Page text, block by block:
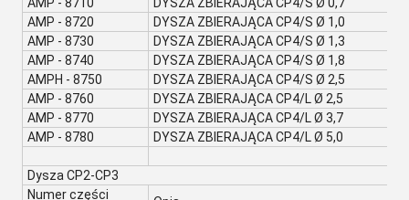
AMP - 8720
DYSZA ZBIERAJĄCA CP4/S Ø 1,0
AMP - 8730
DYSZA ZBIERAJĄCA CP4/S Ø 1,3
AMP - 8740
DYSZA ZBIERAJĄCA CP4/S Ø 1,8
AMPH - 8750
DYSZA ZBIERAJĄCA CP4/S Ø 2,5
AMP - 8760
DYSZA ZBIERAJĄCA CP4/L Ø 2,5
AMP - 8770
DYSZA ZBIERAJĄCA CP4/L Ø 3,7
AMP - 8780
DYSZA ZBIERAJĄCA CP4/L Ø 5,0
Dysza CP2-CP3
Numer części